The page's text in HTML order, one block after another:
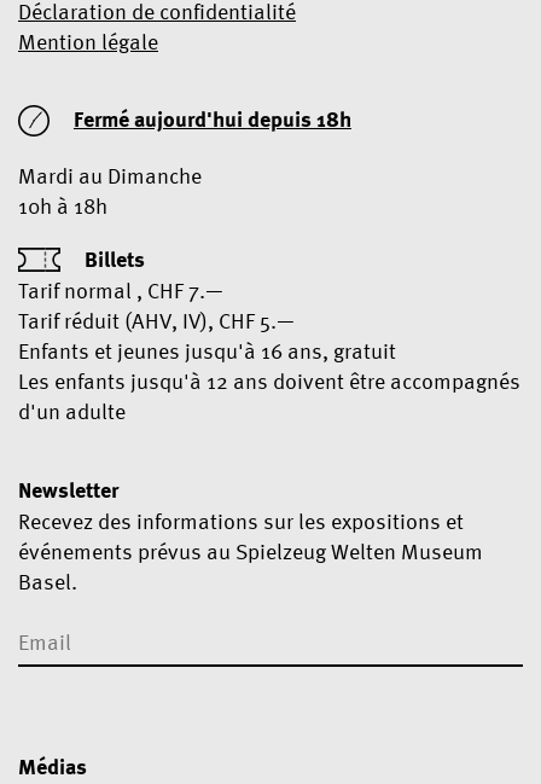
Déclaration de confidentialité
Mention légale
Fermé aujourd'hui depuis 18h
Mardi au Dimanche
10h à 18h
Billets
Tarif normal , CHF 7.—
Tarif réduit (AHV, IV), CHF 5.—
Enfants et jeunes jusqu'à 16 ans, gratuit
Les enfants jusqu'à 12 ans doivent être accompagnés
d'un adulte
Newsletter
Recevez des informations sur les expositions et
événements prévus au Spielzeug Welten Museum
Basel.
Médias